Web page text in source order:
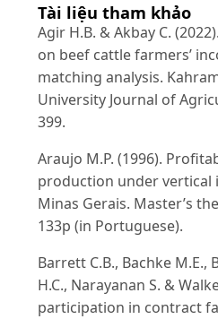
Tài liệu tham khảo
Agir H.B. & Akbay C.
on beef cattle farmers’
matching analysis.
University Journal of
399.
Araujo M.P. (1996).
production under
Minas Gerais. Master’s
133p (in Portuguese).
Barrett C.B., Bachke M.E.,
H.C., Narayanan S. &
participation in contract